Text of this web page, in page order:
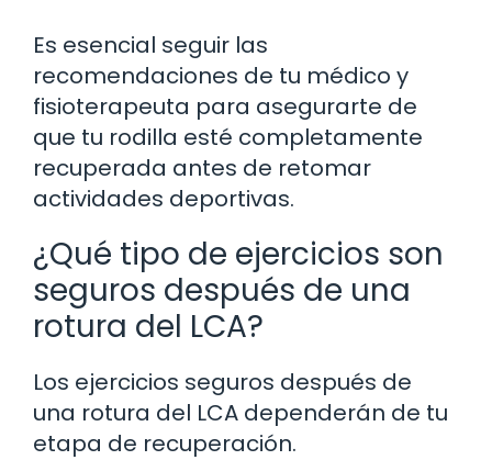
Es esencial seguir las
recomendaciones de tu médico y
fisioterapeuta para asegurarte de
que tu rodilla esté completamente
recuperada antes de retomar
actividades deportivas.
¿Qué tipo de ejercicios son
seguros después de una
rotura del LCA?
Los ejercicios seguros después de
una rotura del LCA dependerán de tu
etapa de recuperación.